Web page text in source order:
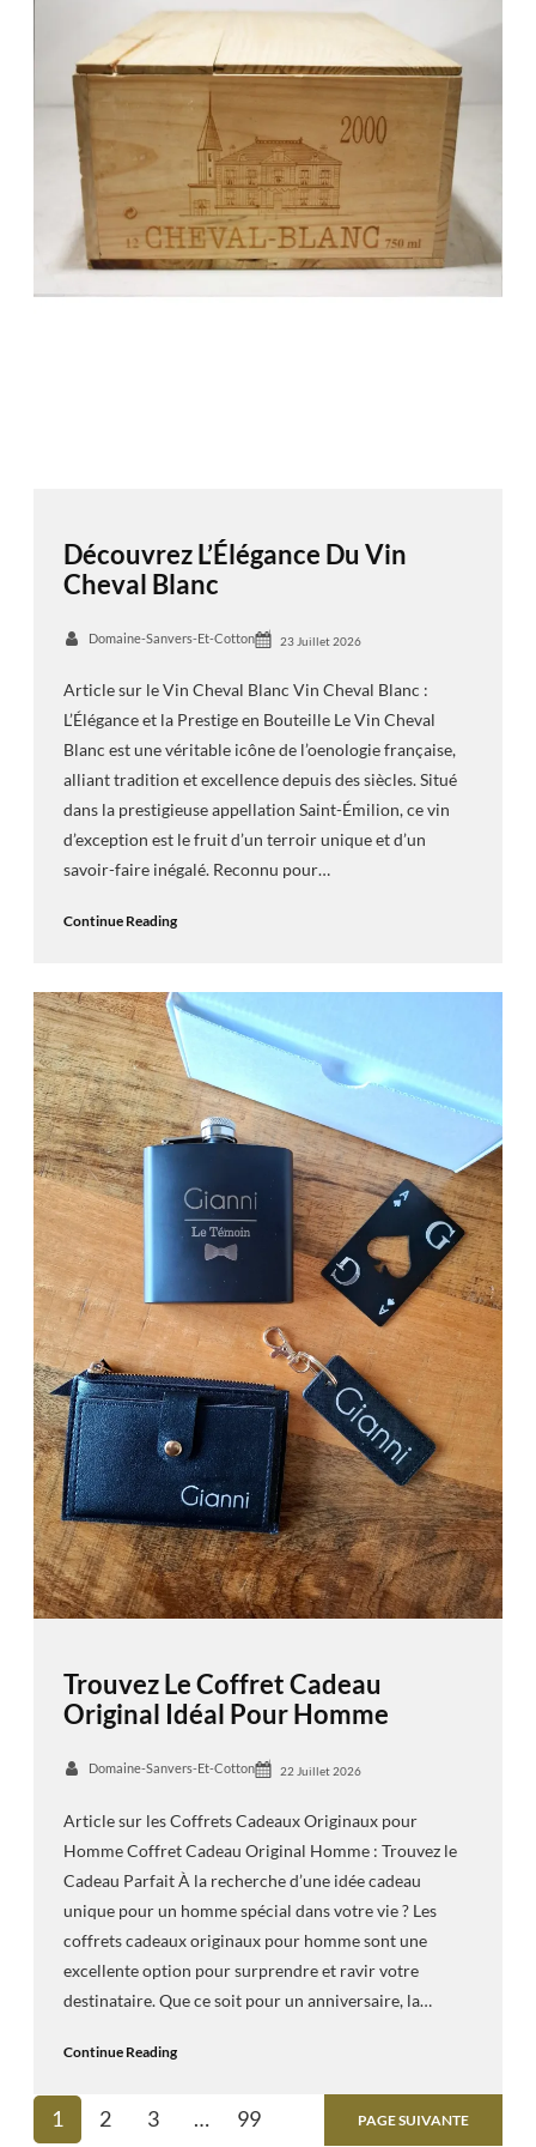
Découvrez L’Élégance Du Vin
Cheval Blanc
Domaine-Sanvers-Et-Cotton 23 Juillet 2026
Article sur le Vin Cheval Blanc Vin Cheval Blanc :
L’Élégance et la Prestige en Bouteille Le Vin Cheval
Blanc est une véritable icône de l’oenologie française,
alliant tradition et excellence depuis des siècles. Situé
dans la prestigieuse appellation Saint-Émilion, ce vin
d’exception est le fruit d’un terroir unique et d’un
savoir-faire inégalé. Reconnu pour…
Continue Reading
Trouvez Le Coffret Cadeau
Original Idéal Pour Homme
Domaine-Sanvers-Et-Cotton 22 Juillet 2026
Article sur les Coffrets Cadeaux Originaux pour
Homme Coffret Cadeau Original Homme : Trouvez le
Cadeau Parfait À la recherche d’une idée cadeau
unique pour un homme spécial dans votre vie ? Les
coffrets cadeaux originaux pour homme sont une
excellente option pour surprendre et ravir votre
destinataire. Que ce soit pour un anniversaire, la…
Continue Reading
1 2 3 … 99 PAGE SUIVANTE